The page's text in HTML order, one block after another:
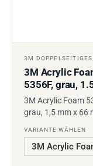
3M
3M Acrylic
5356F, grau,
3M Acrylic Foam
grau, 1,5 mm x 66
VARIANTE WÄHLEN